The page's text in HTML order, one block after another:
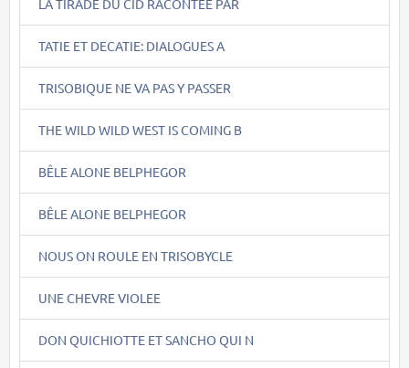
LA TIRADE DU CID RACONTEE PAR
TATIE ET DECATIE: DIALOGUES A
TRISOBIQUE NE VA PAS Y PASSER
THE WILD WILD WEST IS COMING B
BÊLE ALONE BELPHEGOR
BÊLE ALONE BELPHEGOR
NOUS ON ROULE EN TRISOBYCLE
UNE CHEVRE VIOLEE
DON QUICHIOTTE ET SANCHO QUI N